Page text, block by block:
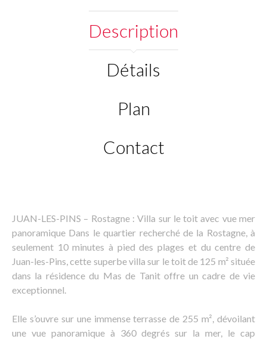
Description
Détails
Plan
Contact
JUAN-LES-PINS – Rostagne : Villa sur le toit avec vue mer
panoramique Dans le quartier recherché de la Rostagne, à
seulement 10 minutes à pied des plages et du centre de
Juan-les-Pins, cette superbe villa sur le toit de 125 m² située
dans la résidence du Mas de Tanit offre un cadre de vie
exceptionnel.
Elle s’ouvre sur une immense terrasse de 255 m², dévoilant
une vue panoramique à 360 degrés sur la mer, le cap